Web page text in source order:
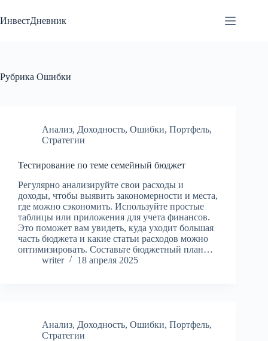
к
сути
ИнвестДневник
Рубрика Ошибки
Анализ, Доходность, Ошибки, Портфель,
Стратегии
Тестирование по теме семейный бюджет
Регулярно анализируйте свои расходы и
доходы, чтобы выявить закономерности и места,
где можно сэкономить. Используйте простые
таблицы или приложения для учета финансов.
Это поможет вам увидеть, куда уходит большая
часть бюджета и какие статьи расходов можно
оптимизировать. Составьте бюджетный план…
writer
18 апреля 2025
Анализ, Доходность, Ошибки, Портфель,
Стратегии